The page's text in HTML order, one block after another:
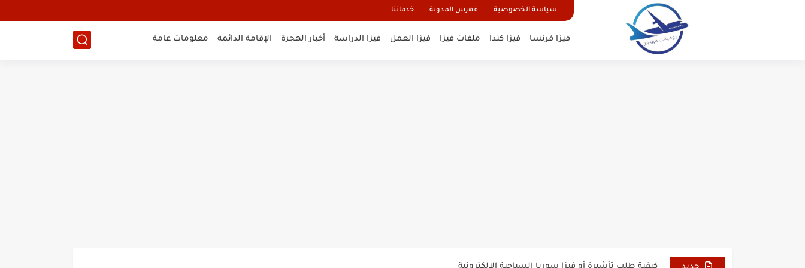
سياسة الخصوصية فهرس المدونة خدماتنا
فيزا فرنسا فيزا كندا ملفات فيزا فيزا العمل فيزا الدراسة أخبار الهجرة الإقامة الدائمة معلومات عامة